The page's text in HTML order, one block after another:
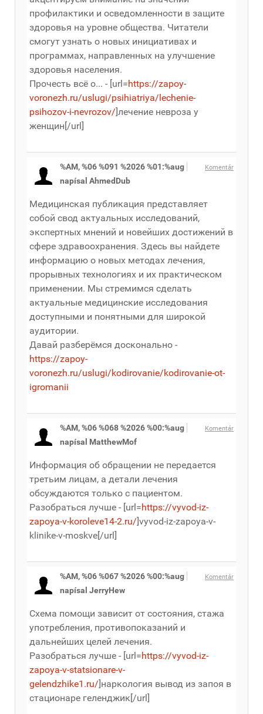
профилактики и осведомленности в защите
здоровья на уровне общества. Читатели
смогут узнать о новых инициативах и
программах, направленных на улучшение
здоровья населения.
Прочесть всё о... - [url=https://zapoy-
voronezh.ru/uslugi/psihiatriya/lechenie-
psihozov-i-nevrozov/]лечение невроза у
женщин[/url]
Komentár
%AM, %06 %091 %2026 %01:%aug
napísal AhmedDub
Медицинская публикация представляет
собой свод актуальных исследований,
экспертных мнений и новейших достижений в
сфере здравоохранения. Здесь вы найдете
информацию о новых методах лечения,
прорывных технологиях и их практическом
применении. Мы стремимся сделать
актуальные медицинские исследования
доступными и понятными для широкой
аудитории.
Давай разберёмся досконально -
https://zapoy-
voronezh.ru/uslugi/kodirovanie/kodirovanie-ot-
igromanii
Komentár
%AM, %06 %068 %2026 %00:%aug
napísal MatthewMof
Информация об обращении не передается
третьим лицам, а детали лечения
обсуждаются только с пациентом.
Разобраться лучше - [url=https://vyvod-iz-
zapoya-v-koroleve14-2.ru/]vyvod-iz-zapoya-v-
klinike-v-moskve[/url]
Komentár
%AM, %06 %067 %2026 %00:%aug
napísal JerryHew
Схема помощи зависит от состояния, стажа
употребления, противопоказаний и
дальнейших целей лечения.
Разобраться лучше - [url=https://vyvod-iz-
zapoya-v-statsionare-v-
gelendzhike1.ru/]наркология вывод из запоя в
стационаре геленджик[/url]